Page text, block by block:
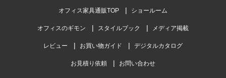
オフィス家具通販TOP ショールーム
オフィスのギモン スタイルブック メディア掲載
レビュー お買い物ガイド デジタルカタログ
お見積り依頼 お問い合わせ